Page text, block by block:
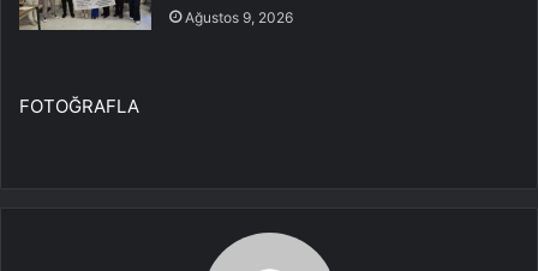
Ağustos 9, 2026
FOTOĞRAFLA